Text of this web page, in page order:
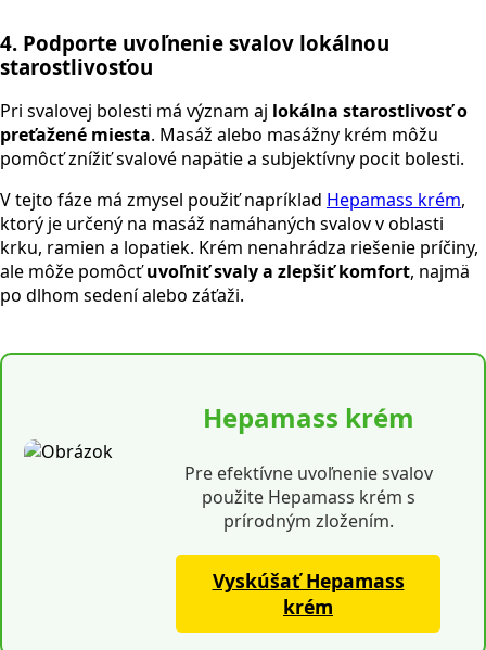
4. Podporte uvoľnenie svalov lokálnou
starostlivosťou
Pri svalovej bolesti má význam aj lokálna starostlivosť o
preťažené miesta. Masáž alebo masážny krém môžu
pomôcť znížiť svalové napätie a subjektívny pocit bolesti.
V tejto fáze má zmysel použiť napríklad Hepamass krém,
ktorý je určený na masáž namáhaných svalov v oblasti
krku, ramien a lopatiek. Krém nenahrádza riešenie príčiny,
ale môže pomôcťuvoľniť svaly a zlepšiť komfort, najmä
po dlhom sedení alebo záťaži.
Hepamass krém
Pre efektívne uvoľnenie svalov
použite Hepamass krém s
prírodným zložením.
Vyskúšať Hepamass
krém